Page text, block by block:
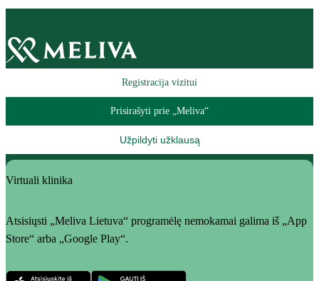
Registracija vizitui
Prisirašyti prie „Meliva“
Užpildyti užklausą
Virtuali klinika
Atsisiųsti „Meliva Lietuva“ programėlę nemokamai galima iš „App
Store“ arba „Google Play“.